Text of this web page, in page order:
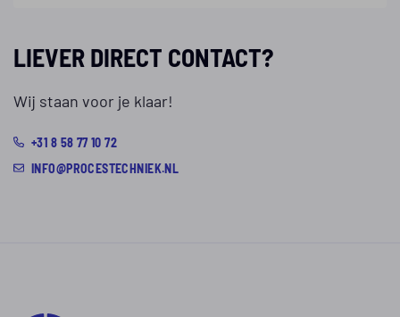
LIEVER DIRECT CONTACT?
Wij staan voor je klaar!
+31 8 58 77 10 72
INFO@PROCESTECHNIEK.NL